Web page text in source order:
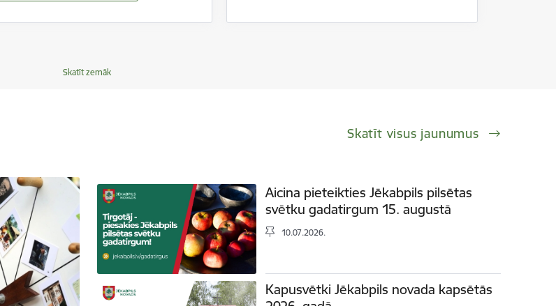
Skatīt zemāk
Skatīt visus jaunumus
Aicina pieteikties Jēkabpils pilsētas
svētku gadatirgum 15. augustā
10.07.2026.
Kapusvētki Jēkabpils novada kapsētās